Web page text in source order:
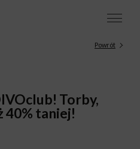
Powrót
Torby,
40% taniej!